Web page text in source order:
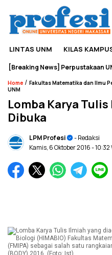
LINTAS UNM KILAS
News] Perpustakaan
Home / Fakultas Matematika dan Ilmu
UNM
Lomba Karya Tulis
Dibuka
LPM Profesi
- Redaksi
Kamis, 6 Oktober 2016- 10:32